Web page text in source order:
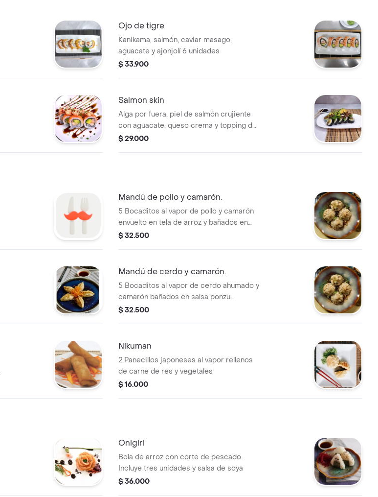
Ojo de tigre
Kanikama, salmón, caviar masago,
aguacate y ajonjolí 6 unidades
$ 33.900
Salmon skin
Alga por fuera, piel de salmón crujiente
con aguacate, queso crema y topping de
aguacate, piel de salmón y lechuga 6
$ 29.000
Mandú de pollo y camarón.
5 Bocaditos al vapor de pollo y camarón
envuelto en tela de arroz y bañados en
ponzu artesanal.
$ 32.500
Mandú de cerdo y camarón.
5 Bocaditos al vapor de cerdo ahumado y
camarón bañados en salsa ponzu
artesanal de la casa
$ 32.500
Nikuman
2 Panecillos japoneses al vapor rellenos
de carne de res y vegetales
$ 16.000
Onigiri
Bola de arroz con corte de pescado.
Incluye tres unidades y salsa de soya
$ 36.000